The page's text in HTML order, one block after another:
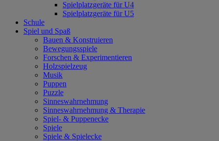
Spielplatzgeräte für U4
Spielplatzgeräte für U5
Schule
Spiel und Spaß
Bauen & Konstruieren
Bewegungsspiele
Forschen & Experimentieren
Holzspielzeug
Musik
Puppen
Puzzle
Sinneswahrnehmung
Sinneswahrnehmung & Therapie
Spiel- & Puppenecke
Spiele
Spiele & Spielecke